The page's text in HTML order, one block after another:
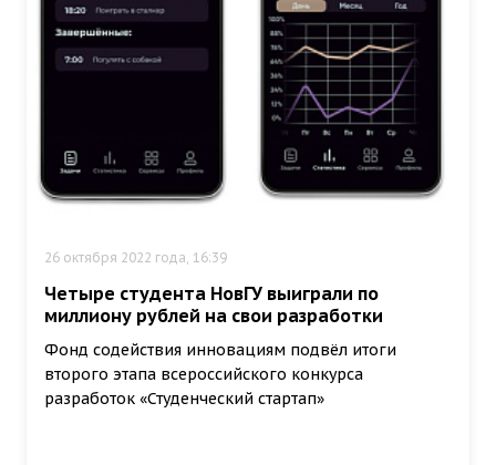
26 октября 2022 года, 16:39
Четыре студента НовГУ выиграли по
миллиону рублей на свои разработки
Фонд содействия инновациям подвёл итоги
второго этапа всероссийского конкурса
разработок «Студенческий стартап»